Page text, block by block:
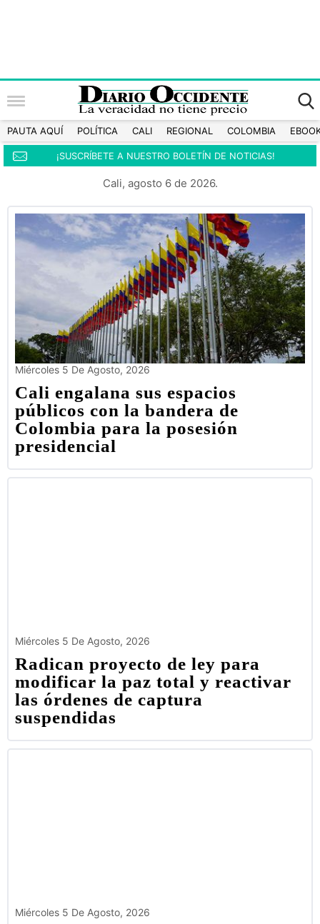
PAUTA AQUÍ POLÍTICA CALI REGIONAL COLOMBIA
¡SUSCRÍBETE A NUESTRO BOLETÍN DE NOTICIAS!
Cali, agosto 6 de 2026.
Miércoles 5 De Agosto, 2026
Cali engalana sus espacios
públicos con la bandera de
Colombia para la posesión
presidencial
Miércoles 5 De Agosto, 2026
Radican proyecto de ley para
modificar la paz total y reactivar
las órdenes de captura
suspendidas
Miércoles 5 De Agosto, 2026